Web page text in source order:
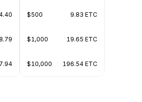
$500 9.83 ETC
$1,000 19.65 ETC
$10,000 196.54 ETC